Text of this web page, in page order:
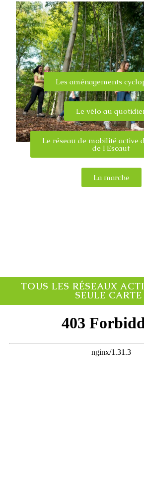
Les aménagements
Le vélo au
Le réseau de mobilité active
de l'Escaut
La marche
TOUS LES RÉSEAUX
SEULE CARTE